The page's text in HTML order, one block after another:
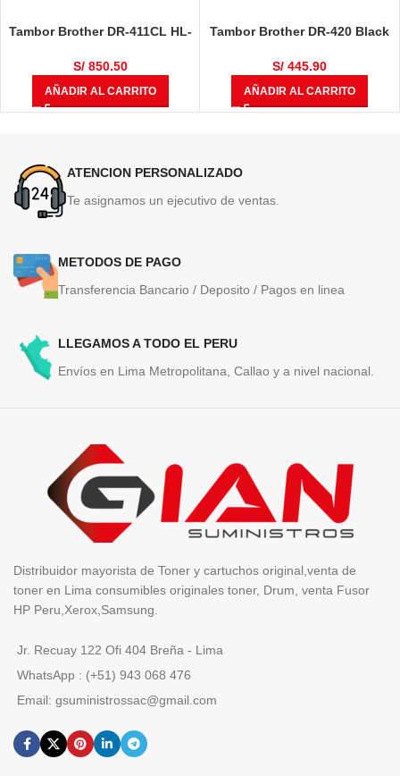
Tambor Brother DR-411CL HL-
MULTIF, MFC-L8610CDW, MFC-
L8900CDW 50,000 Páginas
S/850.50
AÑADIR AL CARRITO
Tambor Brother DR-420 Black
S/445.90
AÑADIR AL CARRITO
ATENCION PERSONALIZADO
Te asignamos un ejecutivo de ventas.
METODOS DE PAGO
Transferencia Bancario / Deposito / Pagos en linea
LLEGAMOS A TODO EL PERU
Envíos en Lima Metropolitana, Callao y a nivel nacional.
Distribuidor mayorista de Toner y cartuchos original,venta de
toner en Lima consumibles originales toner, Drum, venta Fusor
HP Peru,Xerox,Samsung.
Jr. Recuay 122 Ofi 404 Breña - Lima
WhatsApp : (+51) 943 068 476
Email: gsuministrossac@gmail.com